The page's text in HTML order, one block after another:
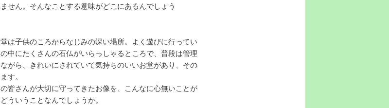
せん。そんなことする意味がどこにあるんでしょう
は子供のころからなじみの深い場所。よく遊びに行ってい
中にたくさんの石仏がいらっしゃるところで、普段は管理
がら、きれいにされていて気持ちのいいお堂があり、その
す。
皆さんが大切に守ってきたお像を、こんなに心無いことが
ういうことなんでしょうか。